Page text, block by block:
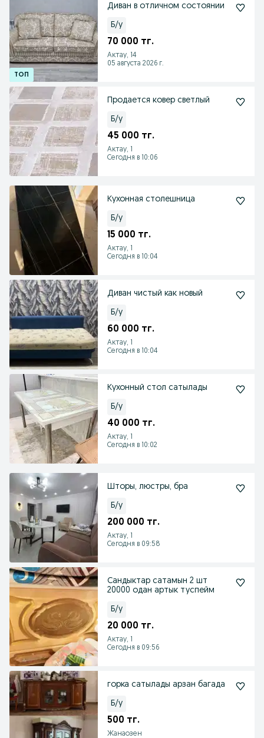
Диван в отличном состоянии
Б/у
70 000 тг.
Актау, 14
05 августа 2026 г.
Продается ковер светлый
Б/у
45 000 тг.
Актау, 1
Сегодня в 10:06
Кухонная столешница
Б/у
15 000 тг.
Актау, 1
Сегодня в 10:04
Диван чистый как новый
Б/у
60 000 тг.
Актау, 1
Сегодня в 10:04
Кухонный стол сатылады
Б/у
40 000 тг.
Актау, 1
Сегодня в 10:02
Шторы, люстры, бра
Б/у
200 000 тг.
Актау, 1
Сегодня в 09:58
Сандыктар сатамын 2 шт
20000 одан артык туспейм
Б/у
20 000 тг.
Актау, 1
Сегодня в 09:56
горка сатылады арзан багада
Б/у
500 тг.
Жанаозен